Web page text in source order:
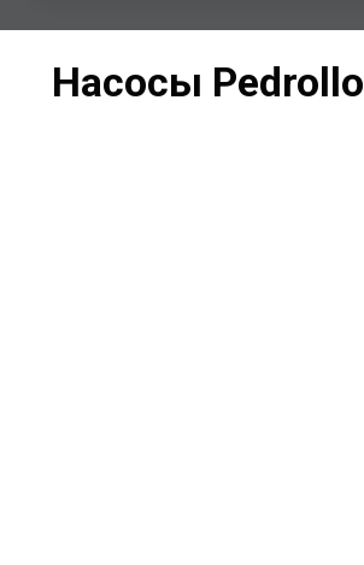
Насосы Pedrollo